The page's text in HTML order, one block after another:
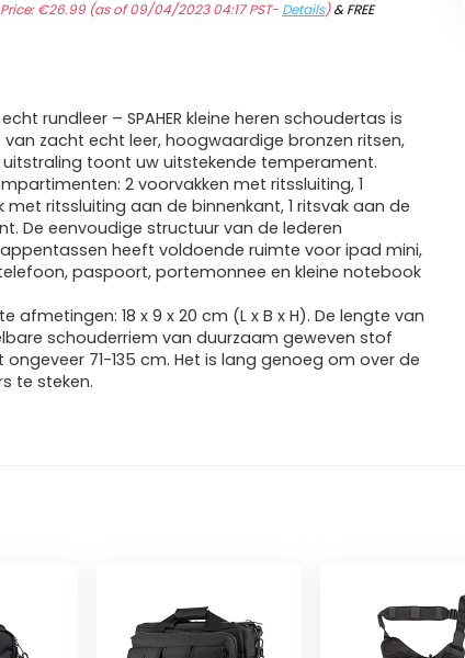
€26.99(as of 09/04/2023 04:17 PST- Details)&FREE
rundleer – SPAHER kleine heren schoudertas is
zacht echt leer, hoogwaardige bronzen ritsen,
toont uw uitstekende temperament.
2 voorvakken met ritssluiting, 1
met ritssluiting aan de binnenkant, 1 ritsvak aan de
De eenvoudige structuur van de lederen
heeft voldoende ruimte voor ipad mini,
paspoort, portemonnee en kleine notebook
afmetingen: 18 x 9 x 20 cm (L x B x H). De lengte van
schouderriem van duurzaam geweven stof
71-135 cm. Het is lang genoeg om over de
te steken.